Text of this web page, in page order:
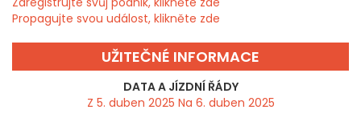
Propagujte svou událost, klikněte zde
UŽITEČNÉ INFORMACE
DATA A JÍZDNÍ ŘÁDY
Z 5. duben 2025 Na 6. duben 2025